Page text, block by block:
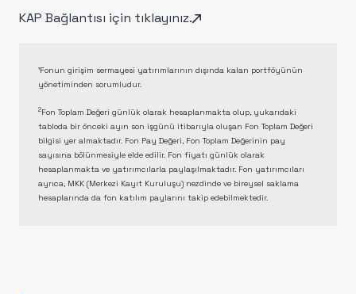
KAP Bağlantısı için tıklayınız.
¹Fonun girişim sermayesi yatırımlarının dışında kalan portföyünün
yönetiminden sorumludur.
2Fon Toplam Değeri günlük olarak hesaplanmakta olup, yukarıdaki
tabloda bir önceki ayın son işgünü itibarıyla oluşan Fon Toplam Değeri
bilgisi yer almaktadır. Fon Pay Değeri, Fon Toplam Değerinin pay
sayısına bölünmesiyle elde edilir. Fon fiyatı günlük olarak
hesaplanmakta ve yatırımcılarla paylaşılmaktadır. Fon yatırımcıları
ayrıca, MKK (Merkezi Kayıt Kuruluşu) nezdinde ve bireysel saklama
hesaplarında da fon katılım paylarını takip edebilmektedir.